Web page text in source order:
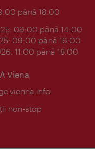
până 18:00
09:00 până 14:00
09:00 până 16:00
11:00 până 18:00
Viena
non-stop